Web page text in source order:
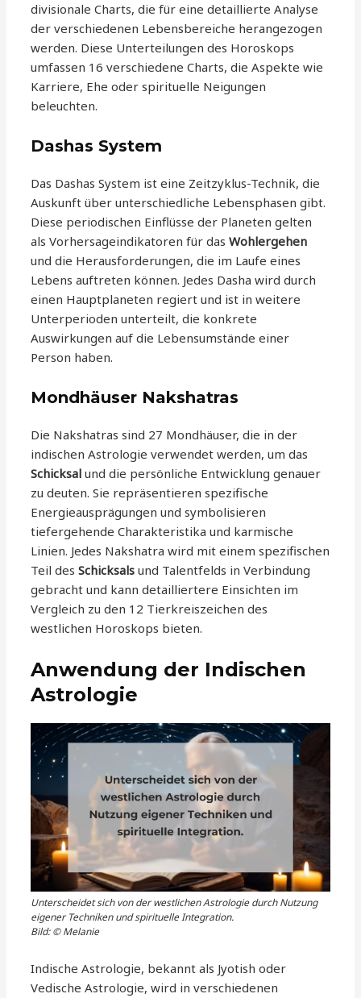
divisionale Charts, die für eine detaillierte Analyse
der verschiedenen Lebensbereiche herangezogen
werden. Diese Unterteilungen des Horoskops
umfassen 16 verschiedene Charts, die Aspekte wie
Karriere, Ehe oder spirituelle Neigungen
beleuchten.
Dashas System
Das Dashas System ist eine Zeitzyklus-Technik, die
Auskunft über unterschiedliche Lebensphasen gibt.
Diese periodischen Einflüsse der Planeten gelten
als Vorhersageindikatoren für dasWohlergehen
und die Herausforderungen, die im Laufe eines
Lebens auftreten können. Jedes Dasha wird durch
einen Hauptplaneten regiert und ist in weitere
Unterperioden unterteilt, die konkrete
Auswirkungen auf die Lebensumstände einer
Person haben.
Mondhäuser Nakshatras
Die Nakshatras sind 27 Mondhäuser, die in der
indischen Astrologie verwendet werden, um das
Schicksal und die persönliche Entwicklung genauer
zu deuten. Sie repräsentieren spezifische
Energieausprägungen und symbolisieren
tiefergehende Charakteristika und karmische
Linien. Jedes Nakshatra wird mit einem spezifischen
Teil desSchicksals und Talentfelds in Verbindung
gebracht und kann detailliertere Einsichten im
Vergleich zu den 12 Tierkreiszeichen des
westlichen Horoskops bieten.
Anwendung der Indischen
Astrologie
Unterscheidet sich von der westlichen Astrologie durch Nutzung
eigener Techniken und spirituelle Integration.
Bild: © Melanie
Indische Astrologie, bekannt als Jyotish oder
Vedische Astrologie, wird in verschiedenen